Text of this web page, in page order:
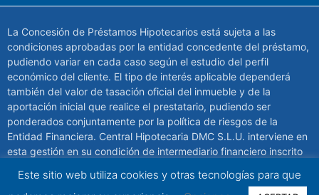
La Concesión de Préstamos Hipotecarios está sujeta a las
condiciones aprobadas por la entidad concedente del préstamo,
pudiendo variar en cada caso según el estudio del perfil
económico del cliente. El tipo de interés aplicable dependerá
también del valor de tasación oficial del inmueble y de la
aportación inicial que realice el prestatario, pudiendo ser
ponderados conjuntamente por la política de riesgos de la
Entidad Financiera. Central Hipotecaria DMC S.L.U. interviene en
esta gestión en su condición de intermediario financiero inscrito
Intermediario de Crédito Inmobiliario (ICI) D166.
Este sitio web utiliza cookies y otras tecnologías para que